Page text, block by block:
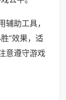
助工具，
”效果，适
意遵守游戏